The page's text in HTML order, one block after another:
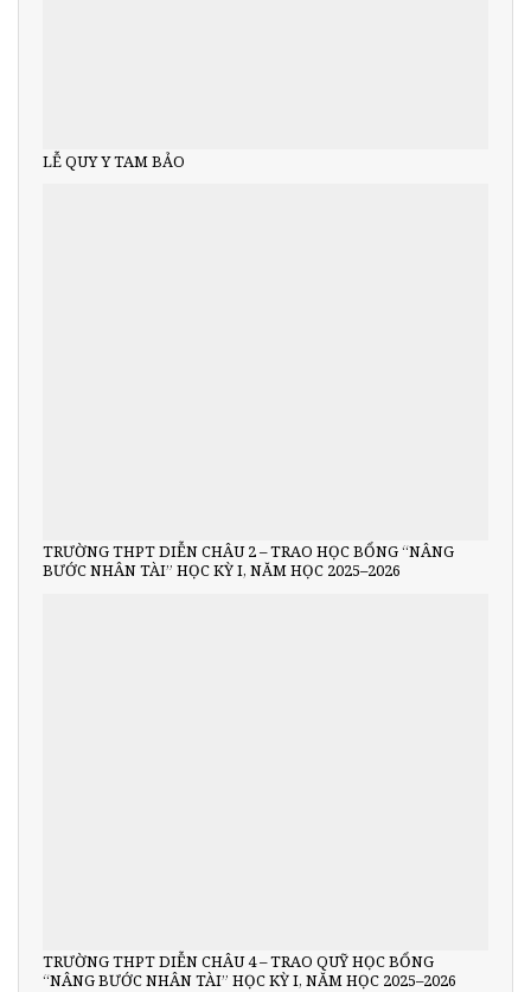
LỄ QUY Y TAM BẢO
TRƯỜNG THPT DIỄN CHÂU 2 – TRAO HỌC BỔNG “NÂNG
BƯỚC NHÂN TÀI” HỌC KỲ I, NĂM HỌC 2025–2026
TRƯỜNG THPT DIỄN CHÂU 4 – TRAO QUỸ HỌC BỔNG
“NÂNG BƯỚC NHÂN TÀI” HỌC KỲ I, NĂM HỌC 2025–2026